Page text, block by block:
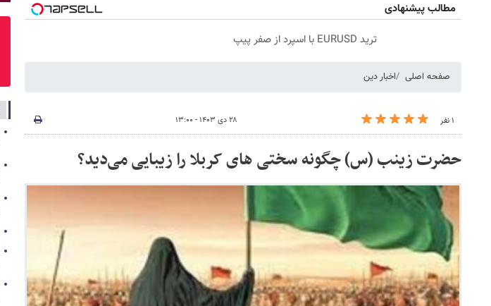
مطالب پیشنهادی
ترید EURUSD با اسپرد از صفر پیپ
صفحه اصلی اخبار دین
۱ نفر ۲۸ دی ۱۴۰۳ - ۱۳:۰۰
حضرت زینب (س) چگونه سختی های کربلا را زیبایی می‌دید؟